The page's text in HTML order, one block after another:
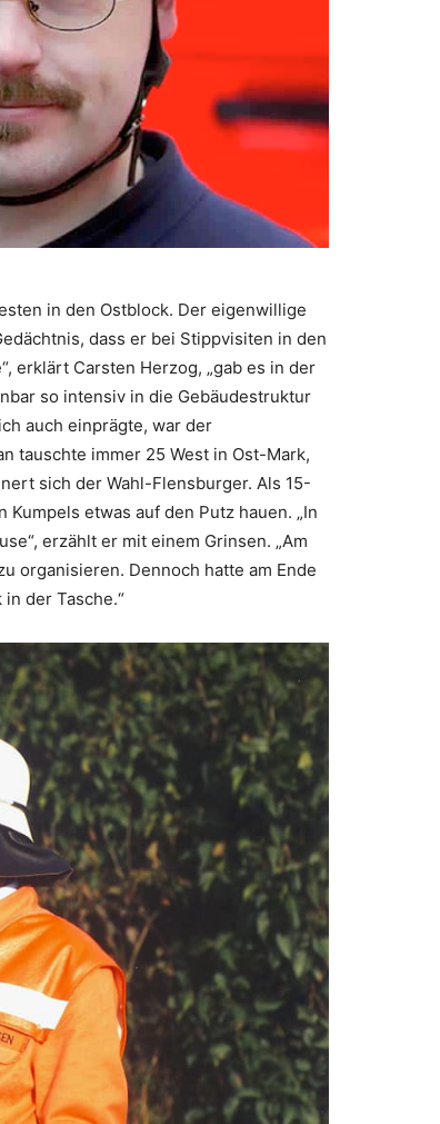
in den Ostblock. Der eigenwillige
dass er bei Stippvisiten in den
erklärt Carsten Herzog, „gab es in der
so intensiv in die Gebäudestruktur
auch einprägte, war der
tauschte immer 25 West in Ost-Mark,
sich der Wahl-Flensburger. Als 15-
etwas auf den Putz hauen. „In
erzählt er mit einem Grinsen. „Am
organisieren. Dennoch hatte am Ende
der Tasche.“